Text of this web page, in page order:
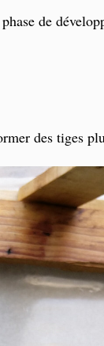
de
des tiges